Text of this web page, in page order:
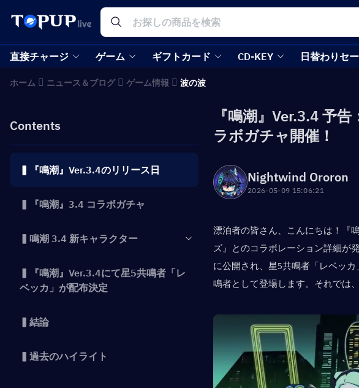
直接チャージ ゲーム ギフトカード CD-KEY 日替わりセ
ホーム ニュース＆ブログ ゲーム情報 波の波
Contents
▍『鳴潮』Ver.3.4のリリース日
▍『鳴潮』3.4 コラボガチャ
▍鳴潮 3.4 新キャラクター
▍『鳴潮』Ver.3.4にて星5共鳴者「レ
ベッカ」が配布決定
▍結論
▍過去のハイライト
『鳴潮』Ver.3.4 予
ラボガチャ開催！
Nightwind Ororon
2026-05-09 15:06:21
漂泊者の皆さん、こんにちは！『
ズ』とのコラボレーション詳細が
に公開され、星5共鳴者「レベッ
鳴者として登場します。それでは